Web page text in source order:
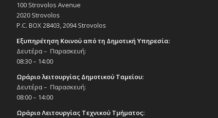
ΣΕΠ
10
Παρουσίαση βιβλίου της Μαρίας Λουκά
«Δεκαέξι πρόσωπα ζητούν συγγραφέα»,
10/9/25
19:30
Εκδηλώσεις Δήμου
Εκκλησιαστικό Μουσείο Εθνομάρτυρα
ΣΕΠ
11
20:30
Εκδηλώσεις στο Δημοτικό Θέατρο
100 Strovolos Avenue
2020 Strovolos
P.C. BOX 28403, 2094 Strovolos
Εξυπηρέτηση Κοινού από τη Δημοτική Υπηρεσία:
Δευτέρα – Παρασκευή:
08:30 – 14:00
Ωράριο λειτουργίας Δημοτικού Ταμείου:
Δευτέρα – Παρασκευή:
08:00 – 14:00
Ωράριο Λειτουργίας Τεχνικού Τμήματος: